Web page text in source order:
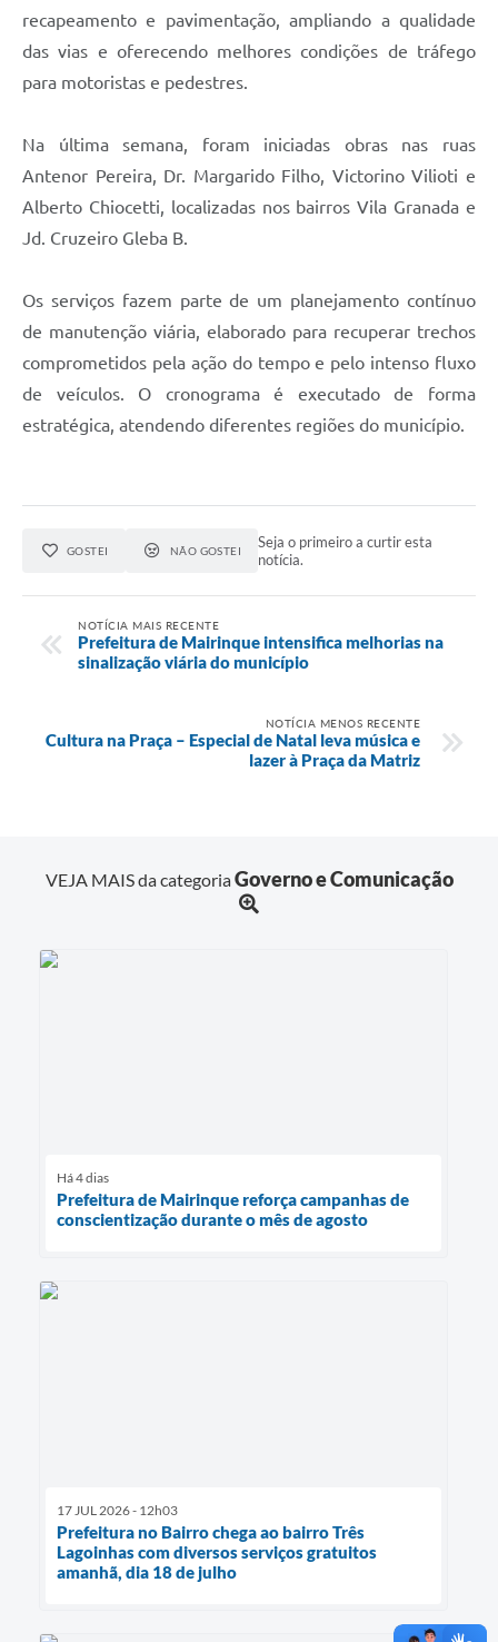
recapeamento e pavimentação, ampliando a qualidade
das vias e oferecendo melhores condições de tráfego
para motoristas e pedestres.
Na última semana, foram iniciadas obras nas ruas
Antenor Pereira, Dr. Margarido Filho, Victorino Vilioti e
Alberto Chiocetti, localizadas nos bairros Vila Granada e
Jd. Cruzeiro Gleba B.
Os serviços fazem parte de um planejamento contínuo
de manutenção viária, elaborado para recuperar trechos
comprometidos pela ação do tempo e pelo intenso fluxo
de veículos. O cronograma é executado de forma
estratégica, atendendo diferentes regiões do município.
GOSTEI NÃO GOSTEI
Seja o primeiro a curtir esta
notícia.
NOTÍCIA MAIS RECENTE
Prefeitura de Mairinque intensifica melhorias na
sinalização viária do município
NOTÍCIA MENOS RECENTE
Cultura na Praça – Especial de Natal leva música e
lazer à Praça da Matriz
VEJA MAIS da categoriaGoverno e Comunicação
Há 4 dias
Prefeitura de Mairinque reforça campanhas de
conscientização durante o mês de agosto
17 JUL 2026 - 12h03
Prefeitura no Bairro chega ao bairro Três
Lagoinhas com diversos serviços gratuitos
amanhã, dia 18 de julho